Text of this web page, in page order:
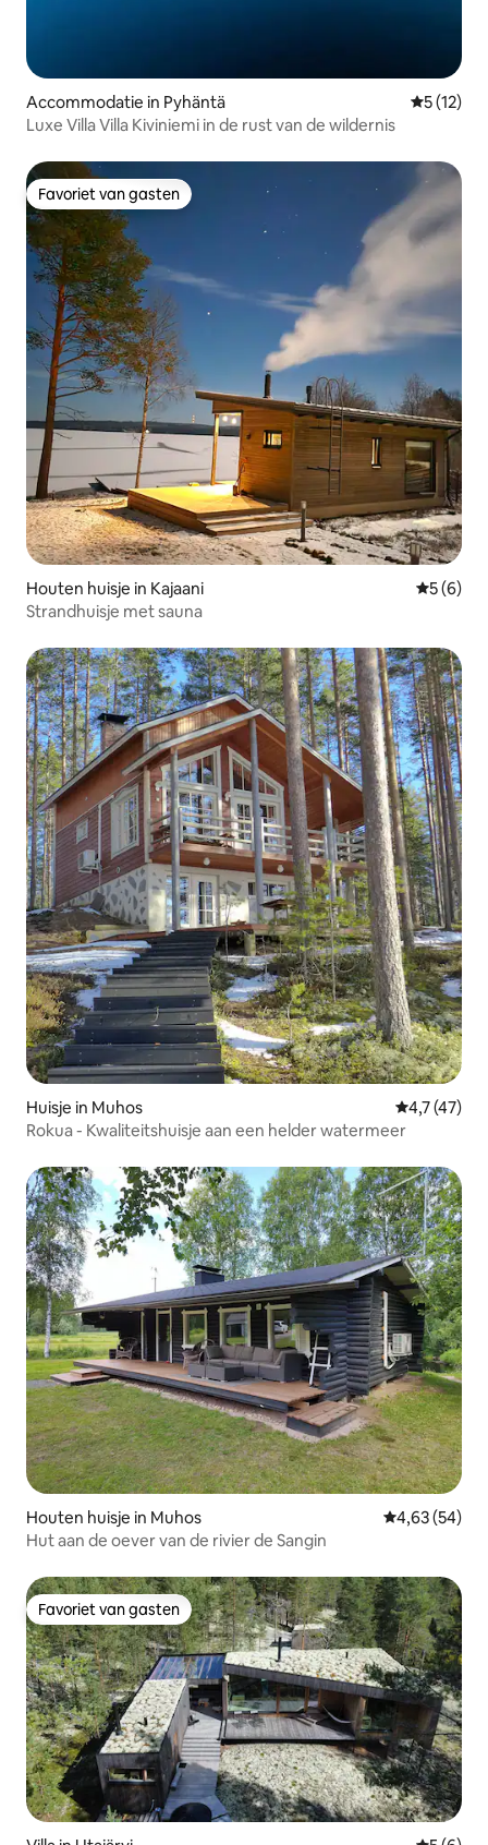
Accommodatie in Pyhäntä
5 (12)
Luxe Villa Villa Kiviniemi in de rust van de wildernis
Favoriet van gasten
Favoriet van gasten
Houten huisje in Kajaani
5 (6)
Strandhuisje met sauna
Huisje in Muhos
4,7 (47)
Rokua - Kwaliteitshuisje aan een helder watermeer
Houten huisje in Muhos Gemiddelde
4,63 (54)
Hut aan de oever van de rivier de Sangin
Favoriet van gasten
Favoriet van gasten